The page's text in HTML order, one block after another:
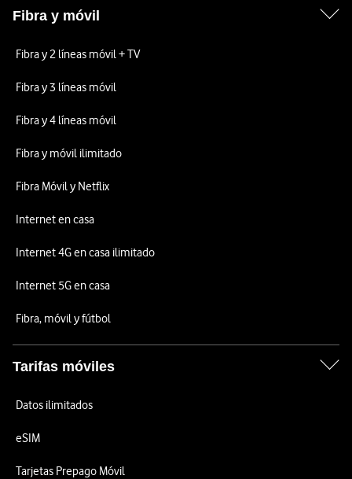
Fibra y móvil
Fibra y 2 líneas móvil + TV
Fibra y 3 líneas móvil
Fibra y 4 líneas móvil
Fibra y móvil ilimitado
Fibra Móvil y Netflix
Internet en casa
Internet 4G en casa ilimitado
Internet 5G en casa
Fibra, móvil y fútbol
Tarifas móviles
Datos ilimitados
eSIM
Tarjetas Prepago Móvil